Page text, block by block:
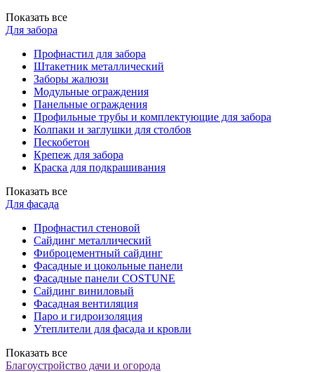
Показать все
Для забора
Профнастил для забора
Штакетник металлический
Заборы жалюзи
Модульные ограждения
Панельные ограждения
Профильные трубы и комплектующие для забора
Колпаки и заглушки для столбов
Пескобетон
Крепеж для забора
Краска для подкрашивания
Показать все
Для фасада
Профнастил стеновой
Сайдинг металлический
Фиброцементный сайдинг
Фасадные и цокольные панели
Фасадные панели COSTUNE
Сайдинг виниловый
Фасадная вентиляция
Паро и гидроизоляция
Утеплители для фасада и кровли
Показать все
Благоустройство дачи и огорода